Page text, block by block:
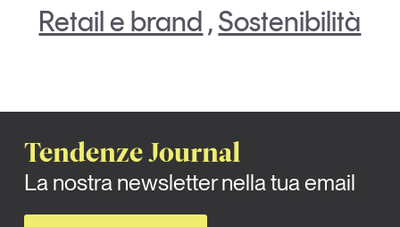
Retail e brand ,Sostenibilità
Tendenze Journal
La nostra newsletter nella tua email